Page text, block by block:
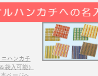
ニハンカチ
袋入可能）